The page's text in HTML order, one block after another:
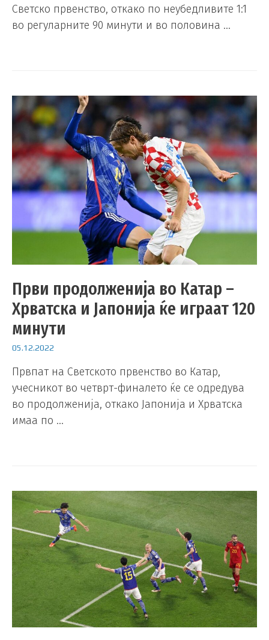
Светско првенство, откако по неубедливите 1:1
во регуларните 90 минути и во половина …
Први продолженија во Катар –
Хрватска и Јапонија ќе играат 120
минути
05.12.2022
Првпат на Светското првенство во Катар,
учесникот во четврт-финалето ќе се одредува
во продолженија, откако Јапонија и Хрватска
имаа по …